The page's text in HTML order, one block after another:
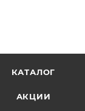
КАТАЛОГ
АКЦИИ